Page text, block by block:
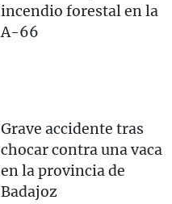
incendio forestal en la
A-66
Grave accidente tras
chocar contra una vaca
en la provincia de
Badajoz